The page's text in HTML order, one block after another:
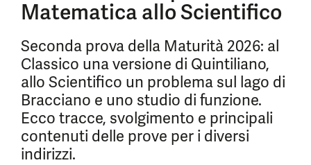
Matematica allo Scientifico
Seconda prova della Maturità 2026: al
Classico una versione di Quintiliano,
allo Scientifico un problema sul lago di
Bracciano e uno studio di funzione.
Ecco tracce, svolgimento e principali
contenuti delle prove per i diversi
indirizzi.